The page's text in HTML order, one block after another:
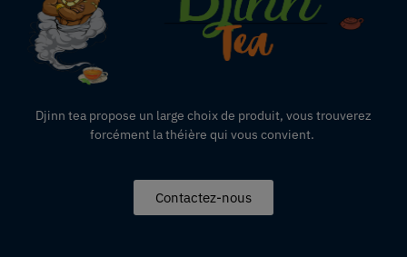
Djinn tea propose un large choix de produit, vous trouverez
forcément la théière qui vous convient.
Contactez-nous